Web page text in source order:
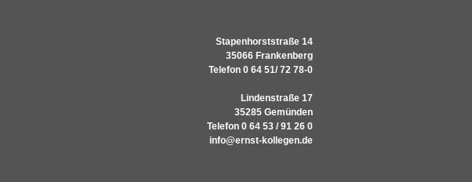
Stapenhorststraße 14
35066 Frankenberg
Telefon 0 64 51/ 72 78-0
Lindenstraße 17
35285 Gemünden
Telefon 0 64 53 / 91 26 0
info@ernst-kollegen.de